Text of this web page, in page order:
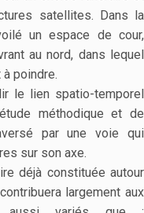
satellites. Dans la
un espace de cour,
au nord, dans lequel
poindre.
le lien spatio-temporel
méthodique et de
par une voie qui
sur son axe.
déjà constituée autour
largement aux